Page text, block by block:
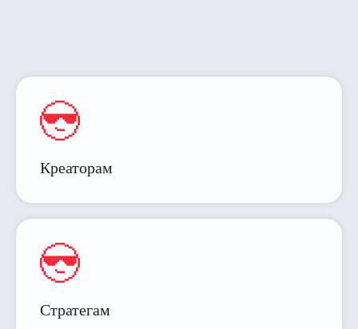
Креаторам
Стратегам